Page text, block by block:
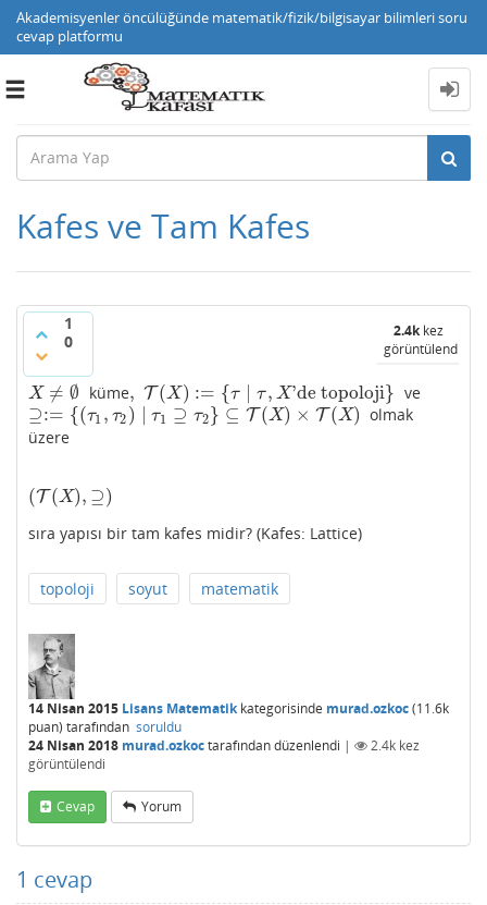
Akademisyenler öncülüğünde matematik/fizik/bilgisayar bilimleri soru
cevap platformu
Toggle
Kafes ve Tam Kafes
1
0
2.4kkez
görüntülendi
X ≠ ∅
X≠ ∅ küme,
, T (X) := {τ τ, X'de topoloji}
T(X):={ τ∣τ, X'de topoloji} ve
⊇:= {(τ1 , τ2 ) τ1 ⊇ τ2} ⊆ T (X) × T (X)
⊇:={( τ1 ,τ2 ∣ τ1 ⊇ 2}⊆T( X)× T X)
olmak
üzere
(T (X), ⊇)
(T(X),⊇)
sıra yapısı bir tam kafes midir? (Kafes: Lattice)
topoloji soyut matematik
14 Nisan 2015 Lisans Matematikkategorisinde murad.ozkoc(11.6k
puan) tarafından soruldu
24 Nisan 2018 murad.ozkoctarafındandüzenlendi | 2.4k kez
görüntülendi
Cevap Yorum
1 cevap